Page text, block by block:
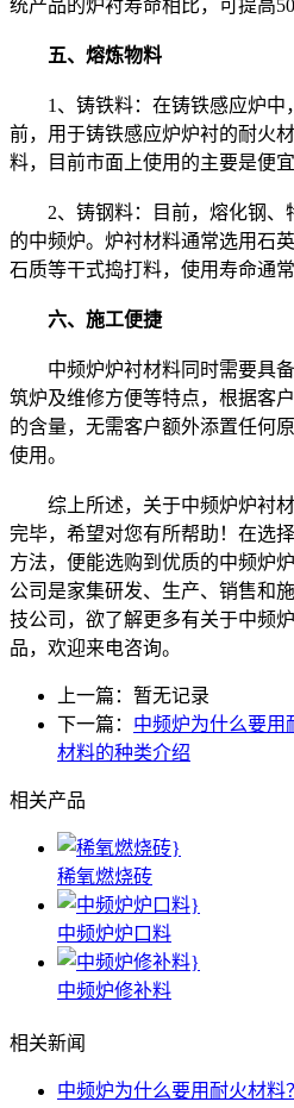
统产品的炉衬寿命相比，可提高
五、熔炼物料
1、铸铁料：在铸铁感应炉中
前，用于铸铁感应炉炉衬的耐火
料，目前市面上使用的主要是便
2、铸钢料：目前，熔化钢、
的中频炉。炉衬材料通常选用石
石质等干式捣打料，使用寿命通常
六、施工便捷
中频炉炉衬材料同时需要具备
筑炉及维修方便等特点，根据客
的含量，无需客户额外添置任何
使用。
综上所述，关于中频炉炉衬材
完毕，希望对您有所帮助！在选
方法，便能选购到优质的中频炉
公司是家集研发、生产、销售和
技公司，欲了解更多有关于中频
品，欢迎来电咨询。
上一篇：暂无记录
下一篇： 中频炉为什么要用
材料的种类介绍
相关产品
稀氧燃烧砖
中频炉炉口料
中频炉修补料
相关新闻
中频炉为什么要用耐火材